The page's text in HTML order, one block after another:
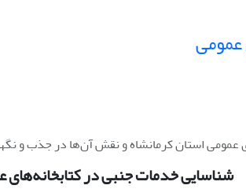
عمومی
عمومی استان کرمانشاه و نقش آن‌‌ها در جذب و
شناسایی خدمات جنبی در